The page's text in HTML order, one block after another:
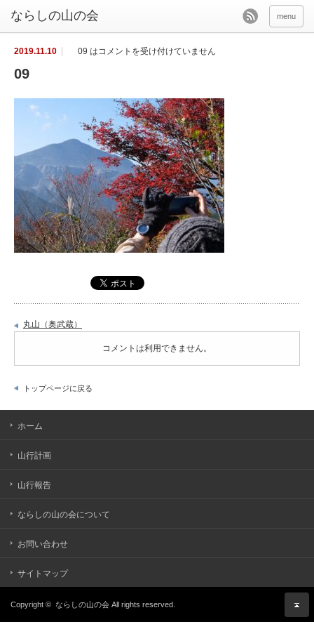
menu
2019.11.10 09 はコメントを受け付けていません
09
丸山（奥武蔵）
コメントは利用できません。
トップページに戻る
ホーム
山行計画
山行報告
ならしの山の会について
お問い合わせ
サイトマップ
Copyright © ならしの山の会 All rights reserved.